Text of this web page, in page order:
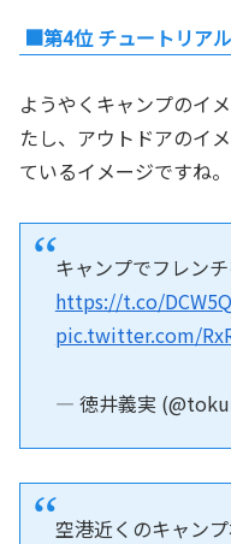
■第4位 チュートリア
ようやくキャンプのイ
たし、アウトドアのイ
ているイメージですね。
キャンプでフレン
https://t.co/
pic.twitter.com/
— 徳井義実
空港近くのキャン